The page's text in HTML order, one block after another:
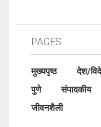
PAGES
मुख्यपृष्ठ देश/
पुणे
संपादकीय
जीवनशैली